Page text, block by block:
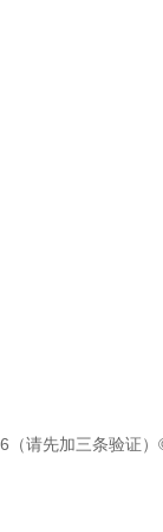
（请先加三条验证